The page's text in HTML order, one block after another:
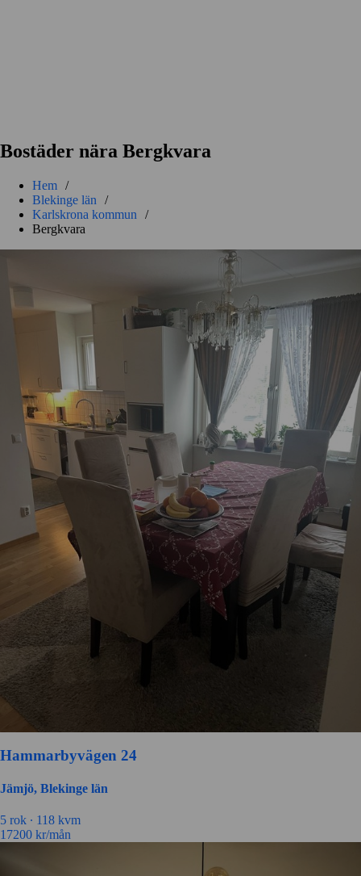
Bostäder nära Bergkvara
Hem /
Blekinge län
/
Karlskrona kommun
/
Bergkvara
Hammarbyvägen 24
Jämjö, Blekinge län
5 rok ∙ 118 kvm
17200 kr/mån